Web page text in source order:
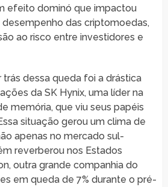
efeito dominó que impactou
das criptomoedas,
ao risco entre investidores e
trás dessa queda foi a drástica
da SK Hynix, uma líder na
memória, que viu seus papéis
situação gerou um clima de
apenas no mercado sul-
reverberou nos Estados
outra grande companhia do
em queda de 7% durante o pré-